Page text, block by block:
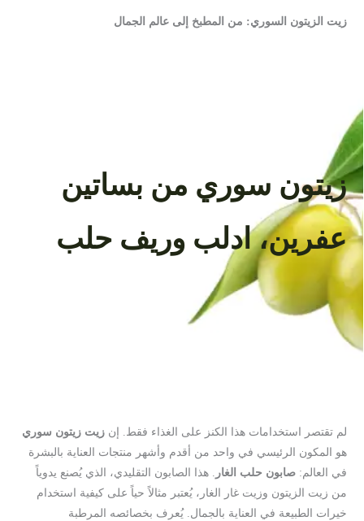
زيت الزيتون السوري: من المطبخ إلى عالم الجمال
زيتون سوري من بساتين
عفرين، ادلب وريف حلب
لم تقتصر استخدامات هذا الكنز على الغذاء فقط. إنزيت زيتون سوري
هو المكون الرئيسي في واحد من أقدم وأشهر منتجات العناية بالبشرة
في العالم:صابون حلب الغار . هذا الصابون التقليدي، الذي يُصنع يدوياً
من زيت الزيتون وزيت غار الغار، يُعتبر مثالاً حياً على كيفية استخدام
خيرات الطبيعة في العناية بالجمال. يُعرف بخصائصه المرطبة